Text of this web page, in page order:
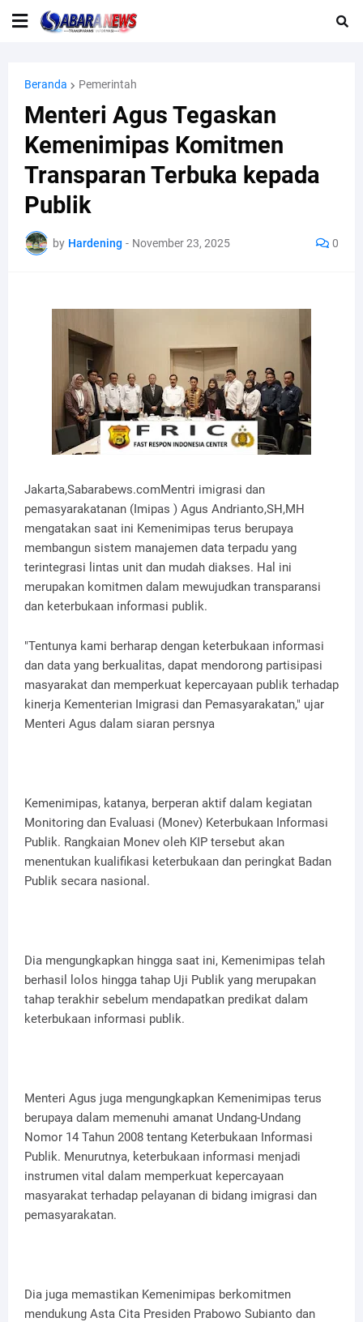
Beranda Pemerintah
Menteri Agus Tegaskan
Kemenimipas Komitmen
Transparan Terbuka kepada
Publik
by Hardening - November 23, 2025 0
Jakarta,Sabarabews.comMentri imigrasi dan
pemasyarakatanan (Imipas ) Agus Andrianto,SH,MH
mengatakan saat ini Kemenimipas terus berupaya
membangun sistem manajemen data terpadu yang
terintegrasi lintas unit dan mudah diakses. Hal ini
merupakan komitmen dalam mewujudkan transparansi
dan keterbukaan informasi publik.
"Tentunya kami berharap dengan keterbukaan informasi
dan data yang berkualitas, dapat mendorong partisipasi
masyarakat dan memperkuat kepercayaan publik terhadap
kinerja Kementerian Imigrasi dan Pemasyarakatan," ujar
Menteri Agus dalam siaran persnya
Kemenimipas, katanya, berperan aktif dalam kegiatan
Monitoring dan Evaluasi (Monev) Keterbukaan Informasi
Publik. Rangkaian Monev oleh KIP tersebut akan
menentukan kualifikasi keterbukaan dan peringkat Badan
Publik secara nasional.
Dia mengungkapkan hingga saat ini, Kemenimipas telah
berhasil lolos hingga tahap Uji Publik yang merupakan
tahap terakhir sebelum mendapatkan predikat dalam
keterbukaan informasi publik.
Menteri Agus juga mengungkapkan Kemenimipas terus
berupaya dalam memenuhi amanat Undang-Undang
Nomor 14 Tahun 2008 tentang Keterbukaan Informasi
Publik. Menurutnya, keterbukaan informasi menjadi
instrumen vital dalam memperkuat kepercayaan
masyarakat terhadap pelayanan di bidang imigrasi dan
pemasyarakatan.
Dia juga memastikan Kemenimipas berkomitmen
mendukung Asta Cita Presiden Prabowo Subianto dan